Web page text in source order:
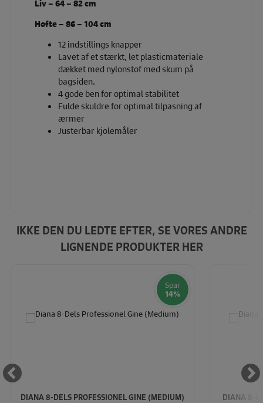
Liv – 64 – 82 cm
Hofte – 86 – 104 cm
12 indstillings knapper
Lavet af et stærkt, let plasticmateriale
dækket med nylonstof med skum på
bagsiden.
4 gode ben for optimal stabilitet
Fulde skuldre for optimal tilpasning af
ærmer
Justerbar kjolemåler
IKKE DEN DU LEDTE EFTER, SE VORES ANDRE
LIGNENDE PRODUKTER HER
Spar
14%
DIANA 8-DELS PROFESSIONEL GINE (MEDIUM) DIANA 8-